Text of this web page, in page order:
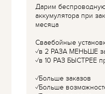
Дарим
аккумулятора при
месяца
Сваебойные
✓в 2 РАЗА МЕНЬШЕ
✓в 10 РАЗ БЫСТРЕЕ
✓Больше заказов
✓Больше